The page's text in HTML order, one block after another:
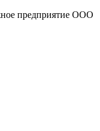
предприятие ООО